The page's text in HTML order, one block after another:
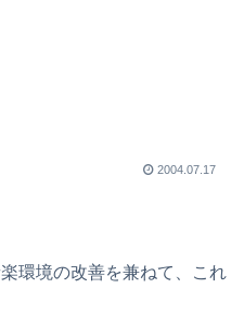
2004.07.17
環境の改善を兼ねて、これ